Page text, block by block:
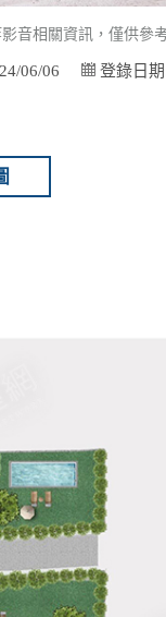
音相關資訊，僅供參
06/06 登錄日